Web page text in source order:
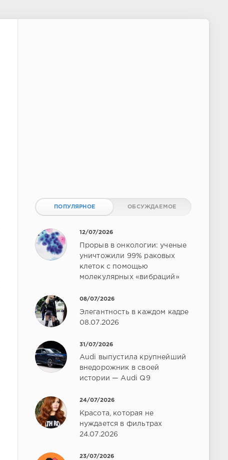
ПОПУЛЯРНОЕ ОБСУЖДАЕМОЕ
12/07/2026
Прорыв в онкологии: ученые
уничтожили 99% раковых
клеток с помощью
молекулярных «вибраций»
08/07/2026
Элегантность в каждом кадре
08.07.2026
31/07/2026
Audi выпустила крупнейший
внедорожник в своей
истории — Audi Q9
24/07/2026
Красота, которая не
нуждается в фильтрах
24.07.2026
23/07/2026